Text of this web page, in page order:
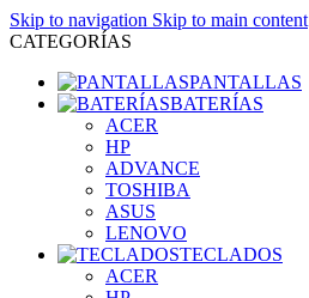
Skip to navigation Skip to main content
CATEGORÍAS
PANTALLAS
BATERÍAS
ACER
HP
ADVANCE
TOSHIBA
ASUS
LENOVO
TECLADOS
ACER